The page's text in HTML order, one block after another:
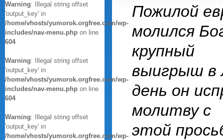
Warning: Illegal string offset
'output_key' in
/home/vhosts/yumorok.orgfree.com/wp-
includes/nav-menu.php on line
604
Warning: Illegal string offset
'output_key' in
/home/vhosts/yumorok.orgfree.com/wp-
includes/nav-menu.php on line
604
Warning: Illegal string offset
'output_key' in
/home/vhosts/yumorok.orgfree.com/wp-
Пожилой
молился
крупный
выигрыш в
день он
молитву с
этой